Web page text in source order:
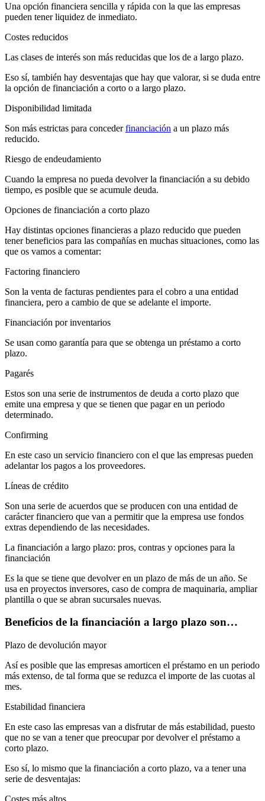
Una opción financiera sencilla y rápida con la que las empresas
pueden tener liquidez de inmediato.
Costes reducidos
Las clases de interés son más reducidas que los de a largo plazo.
Eso sí, también hay desventajas que hay que valorar, si se duda entre
la opción de financiación a corto o a largo plazo.
Disponibilidad limitada
Son más estrictas para concederfinanciación a un plazo más
reducido.
Riesgo de endeudamiento
Cuando la empresa no pueda devolver la financiación a su debido
tiempo, es posible que se acumule deuda.
Opciones de financiación a corto plazo
Hay distintas opciones financieras a plazo reducido que pueden
tener beneficios para las compañías en muchas situaciones, como las
que os vamos a comentar:
Factoring financiero
Son la venta de facturas pendientes para el cobro a una entidad
financiera, pero a cambio de que se adelante el importe.
Financiación por inventarios
Se usan como garantía para que se obtenga un préstamo a corto
plazo.
Pagarés
Estos son una serie de instrumentos de deuda a corto plazo que
emite una empresa y que se tienen que pagar en un periodo
determinado.
Confirming
En este caso un servicio financiero con el que las empresas pueden
adelantar los pagos a los proveedores.
Líneas de crédito
Son una serie de acuerdos que se producen con una entidad de
carácter financiero que van a permitir que la empresa use fondos
extras dependiendo de las necesidades.
La financiación a largo plazo: pros, contras y opciones para la
financiación
Es la que se tiene que devolver en un plazo de más de un año. Se
usa en proyectos inversores, caso de compra de maquinaria, ampliar
plantilla o que se abran sucursales nuevas.
Beneficios de la financiación a largo plazo son…
Plazo de devolución mayor
Así es posible que las empresas amorticen el préstamo en un periodo
más extenso, de tal forma que se reduzca el importe de las cuotas al
mes.
Estabilidad financiera
En este caso las empresas van a disfrutar de más estabilidad, puesto
que no se van a tener que preocupar por devolver el préstamo a
corto plazo.
Eso sí, lo mismo que la financiación a corto plazo, va a tener una
serie de desventajas: